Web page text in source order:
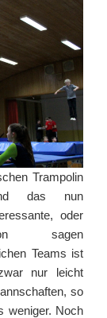
Trampolin
das nun
oder
sagen
Teams ist
nur leicht
so
weniger. Noch